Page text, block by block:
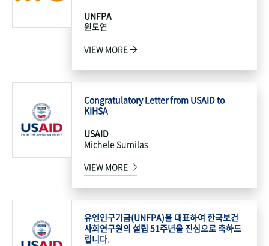
UNFPA
원도연
VIEW MORE
Congratulatory Letter from USAID to
KIHSA
USAID
Michele Sumilas
VIEW MORE
유엔인구기금(UNFPA)을 대표하여 한국보건
사회연구원의 설립 51주년을 진심으로 축하드
립니다.